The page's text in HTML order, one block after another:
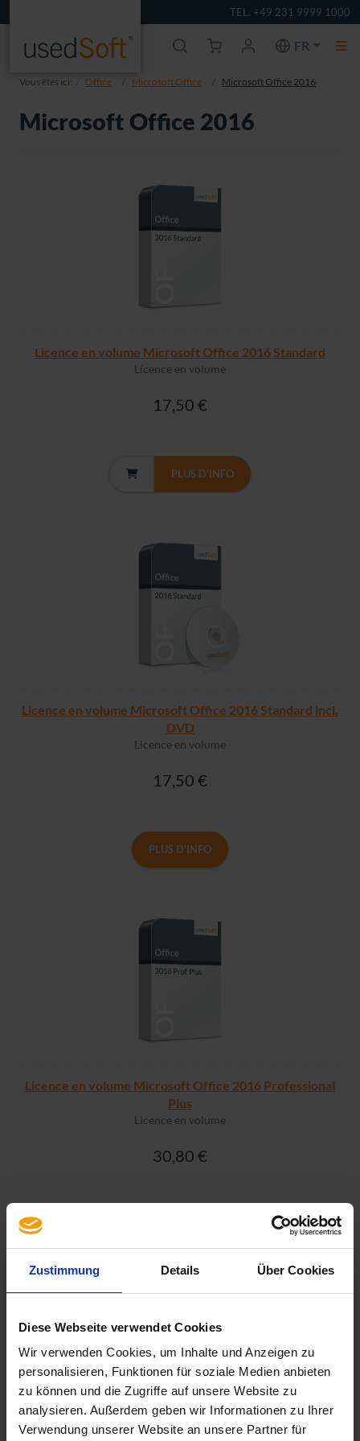
Zustimmung Details Über Cookies
Diese Webseite verwendet Cookies
Wir verwenden Cookies, um Inhalte und Anzeigen zu
personalisieren, Funktionen für soziale Medien anbieten
zu können und die Zugriffe auf unsere Website zu
analysieren. Außerdem geben wir Informationen zu Ihrer
Verwendung unserer Website an unsere Partner für
TEL. +49 231 9999 1000
FR
Vous êtes ici: Office Microsoft Office Microsoft Office 2016
Microsoft Office 2016
Licence en volume Microsoft Office 2016 Standard
Licence en volume
17,50 €
PLUS D'INFO
Licence en volume Microsoft Office 2016 Standard incl.
DVD
Licence en volume
17,50 €
PLUS D'INFO
Licence en volume Microsoft Office 2016 Professional
Plus
Licence en volume
30,80 €